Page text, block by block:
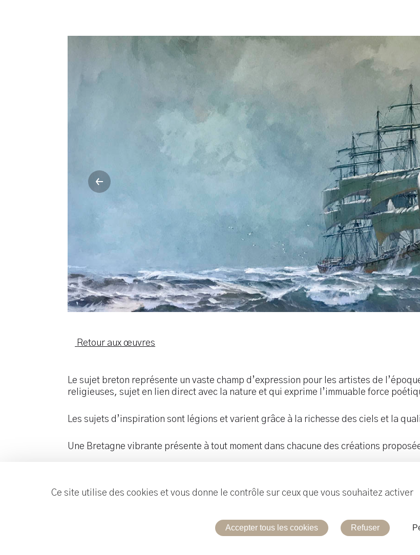
Retour aux œuvres
Le sujet breton représente un vaste champ d’expression pour les artistes de
religieuses, sujet en lien direct avec la nature et qui exprime l’immuable force
Les sujets d’inspiration sont légions et varient grâce à la richesse des ciels et la
Une Bretagne vibrante présente à tout moment dans chacune des créations
Ce site utilise des cookies et vous donne le contrôle sur ceux que vous souhaitez activer
Accepter tous les cookies Refuser